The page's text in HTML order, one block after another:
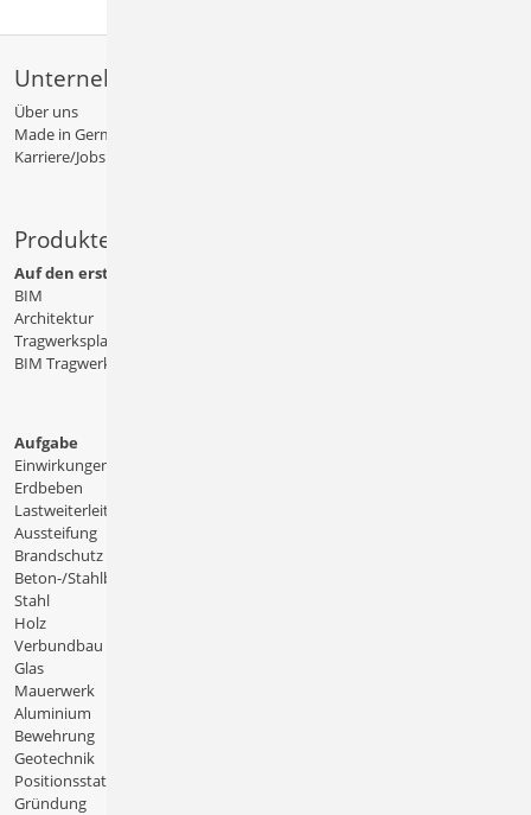
Unternehmen
Über uns
Made in Germany
Karriere/Jobs
Produkte
Auf den ersten Blick
BIM
Architektur
Tragwerksplanung
BIM Tragwerksplanung
Aufgabe
Einwirkungen
Erdbeben
Lastweiterleitung
Aussteifung
Brandschutz
Beton-/Stahlbeton
Stahl
Holz
Verbundbau
Glas
Mauerwerk
Aluminium
Bewehrung
Geotechnik
Positionsstatik
Gründung